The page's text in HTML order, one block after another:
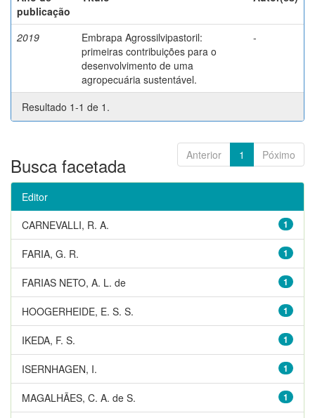
publicação
2019
Embrapa Agrossilvipastoril:
primeiras contribuições para o
desenvolvimento de uma
agropecuária sustentável.
-
Resultado 1-1 de 1.
Anterior 1 Póximo
Busca facetada
Editor
1
CARNEVALLI, R. A.
1
FARIA, G. R.
1
FARIAS NETO, A. L. de
1
HOOGERHEIDE, E. S. S.
1
IKEDA, F. S.
1
ISERNHAGEN, I.
1
MAGALHÃES, C. A. de S.